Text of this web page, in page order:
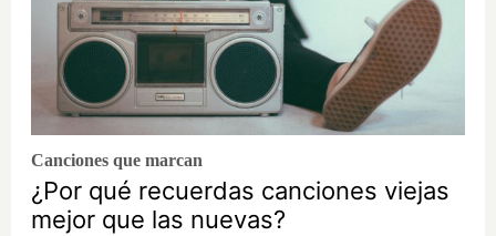
Canciones que marcan
¿Por qué recuerdas canciones viejas
mejor que las nuevas?